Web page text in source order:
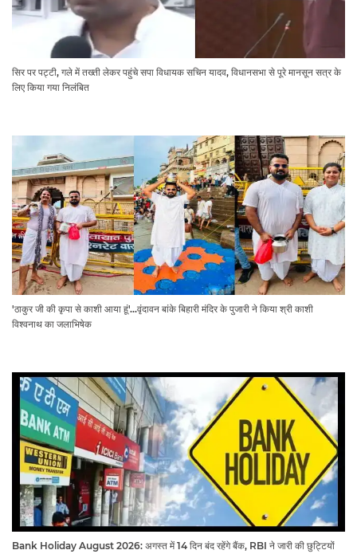
सिर पर पट्टी, गले में तख्ती लेकर पहुंचे सपा विधायक सचिन यादव, विधानसभा से पूरे मानसून सत्र के
लिए किया गया निलंबित
'ठाकुर जी की कृपा से काशी आया हूं'...वृंदावन बांके बिहारी मंदिर के पुजारी ने किया श्री काशी
विश्वनाथ का जलाभिषेक
Bank Holiday August 2026: अगस्त में 14 दिन बंद रहेंगे बैंक, RBI ने जारी की छुट्टियों